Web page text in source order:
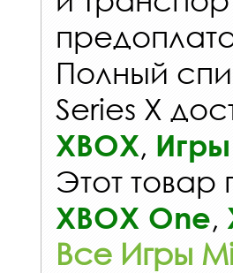
Полный
Series X
XBOX,
Этот товар
XBOX One,
Все Игры